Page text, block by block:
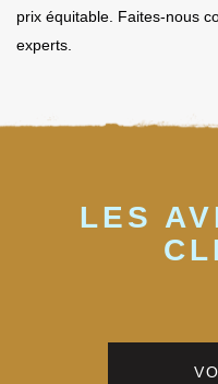
prix équitable. Faites-nous
experts.
LES